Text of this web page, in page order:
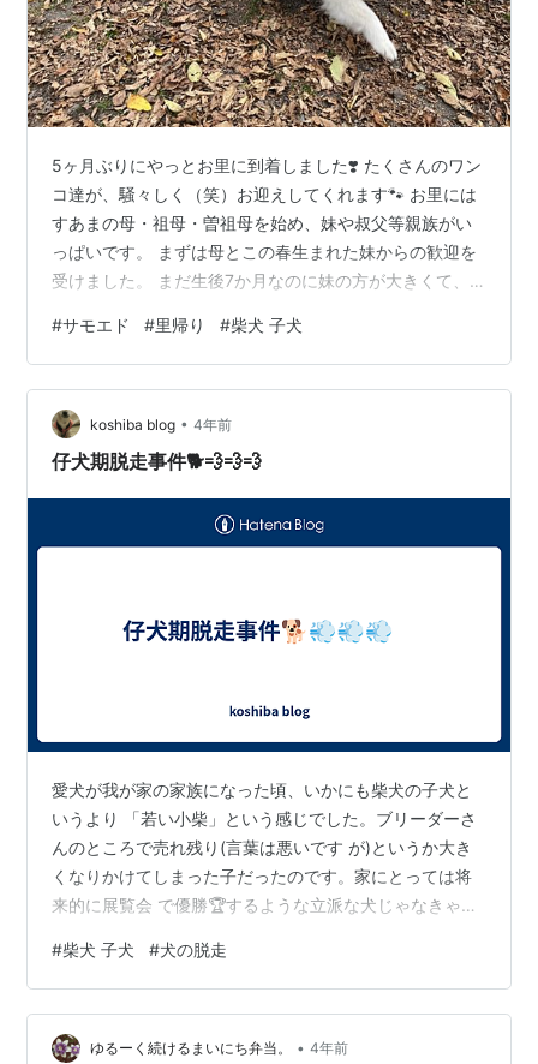
5ヶ月ぶりにやっとお里に到着しました❣️ たくさんのワン
コ達が、騒々しく（笑）お迎えしてくれます🐾 お里には
すあまの母・祖母・曽祖母を始め、妹や叔父等親族がい
っぱいです。 まずは母とこの春生まれた妹からの歓迎を
受けました。 まだ生後7か月なのに妹の方が大きくて、
されてます🤣🤣 今回のお楽しみは親族との再会だけでは
ありません。 柴犬の赤ちゃんが産まれてます✨ 生後2週
間程のチビッコで、可愛いったらもう😍😍😍 ポケットに
入れて持ち帰ってしまいそうです…。 すあまお嬢様はこ
のままお里にお泊まりです。 さて、シャペロンは自由を
#サモエド #里帰り #柴犬 子犬
koshiba blog • 4年前
仔犬期脱走事件🐕💨💨💨
愛犬が我が家の家族になった頃、いかにも柴犬の子犬と
いうより 「若い小柴」という感じでした。ブリーダーさ
んのところで売れ残り(言葉は悪いです が)というか大き
くなりかけてしまった子だったのです。家にとっては将
来的に展覧会 で優勝🏆するような立派な犬じゃなきゃ困
が子として受け入れました。 ただ，すごく警戒心が強く
神経質な性格で、さほどフレンドリーでもありませんで
し た。柴犬の特徴が強く出ているというのでしょうか。
人に甘えることも下手で、とにか く距離を縮めることに
#柴犬 子犬 #犬の脱走
ゆるーく続けるまいにち弁当。 • 4年前